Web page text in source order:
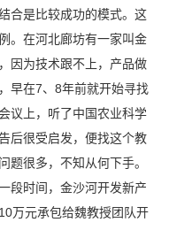
合是比较成功的模式。这
。在河北廊坊有一家叫金
因为技术跟不上，产品做
早在7、8年前就开始寻找
议上，听了中国农业科学
后很受启发，便找这个教
题很多，不知从何下手。
段时间，金沙河开发新产
万元承包给魏教授团队开